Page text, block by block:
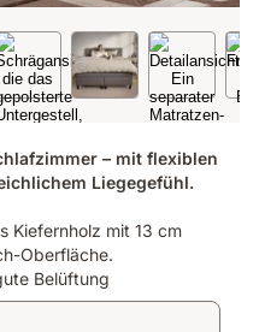
– mit flexiblen
Liegegefühl.
Kiefernholz mit 13 cm
Oberfläche.
Belüftung